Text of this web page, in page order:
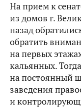
На прием к
из домов г.
назад
обратить
на первых
кальянных.
на постоянный
заведения
и